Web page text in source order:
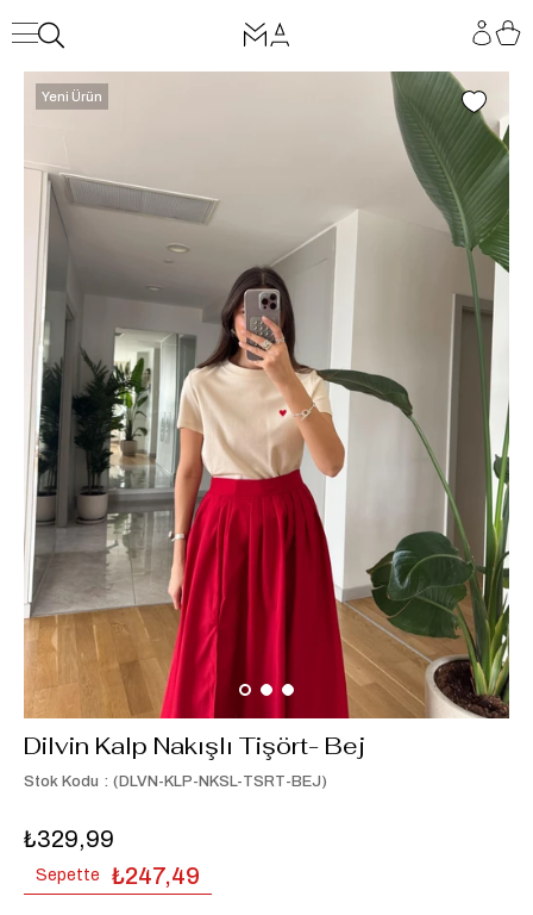
Yeni Ürün
Dilvin Kalp Nakışlı Tişört- Bej
Stok Kodu (DLVN-KLP-NKSL-TSRT-BEJ)
₺329,99
Sepette ₺247,49